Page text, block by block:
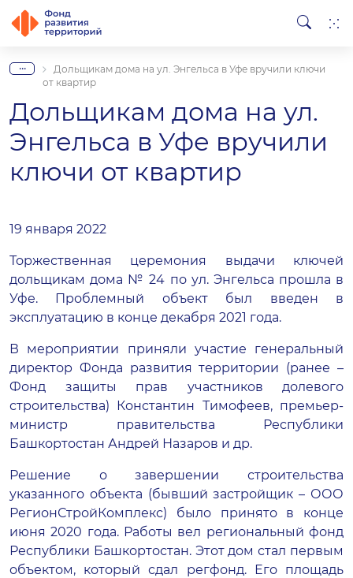
...
Дольщикам дома на ул. Энгельса в Уфе вручили ключи
от квартир
Дольщикам дома на ул.
Энгельса в Уфе вручили
ключи от квартир
19 января 2022
Торжественная церемония выдачи ключей
дольщикам дома № 24 по ул. Энгельса прошла в
Уфе. Проблемный объект был введен в
эксплуатацию в конце декабря 2021 года.
В мероприятии приняли участие генеральный
директор Фонда развития территории (ранее –
Фонд защиты прав участников долевого
строительства) Константин Тимофеев, премьер-
министр правительства Республики
Башкортостан Андрей Назаров и др.
Решение о завершении строительства
указанного объекта (бывший застройщик – ООО
РегионСтройКомплекс) было принято в конце
июня 2020 года. Работы вел региональный фонд
Республики Башкортостан. Этот дом стал первым
объектом, который сдал регфонд. Его площадь